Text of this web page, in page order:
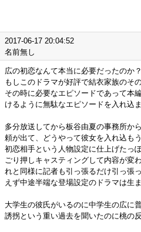
2017-06-17 20:04:52
名前無し
広の初恋なんて本当に必要だったのか？
もしこのドラマが好評で結衣家族のそ
その時に必要なエピソードであって本
けるように無駄なエピソードを入れ込
多分放送してから板谷由夏の事務所か
頼が出て、どうやって彼女を入れ込も
初恋相手という人物設定に仕上げたっ
ごり押しキャスティングして内容が変
れと同様に記者も引っ張るだけ引っ張
えず中途半端な登場設定のドラマは生
大学生の彼氏がいるのに中学生の広に
誘拐という重い過去を聞いたのに桃の